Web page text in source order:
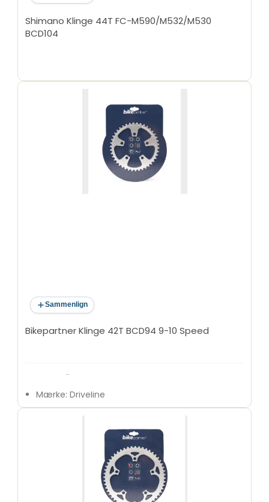
Shimano Klinge 44T FC-M590/M532/M530
BCD104
Sammenlign
Bikepartner Klinge 42T BCD94 9-10 Speed
Type: Klinge
Mærke: Driveline
Antal tænder: 42T
Antal bolthuller: 5
Speed-kompatibilitet: 9/10-speed
Materiale: 5182 aluminium
Anvendelse: MTB / Trekking